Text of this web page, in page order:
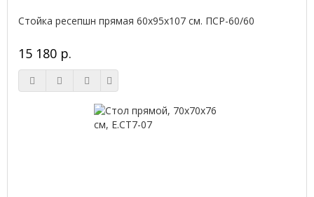
Стойка ресепшн прямая 60х95х107 см. ПСР-60/60
15 180 р.